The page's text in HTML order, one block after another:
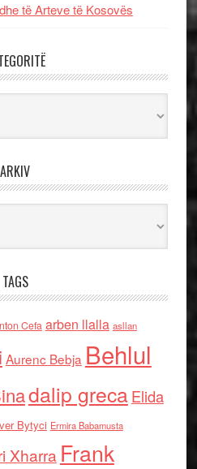
të Arteve të Kosovës
ARKIV
TAGS
Cefa arben llalla asllan
Aurenc Bebja Behlul
dalip grecaElida
Bytyci Ermira Babamusta
Xharra Frank